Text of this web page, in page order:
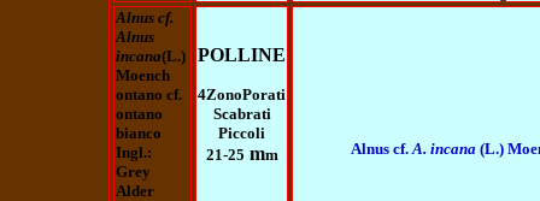
Alnus cf.
Alnus
incana(L.)
Moench
ontano cf.
ontano
bianco
Ingl.:
Grey
Alder
POLLINE
4ZonoPorati
Scabrati
Piccoli
21-25 mm Alnus cf.A. incana(L.)